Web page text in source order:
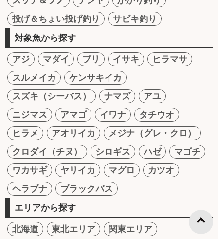
投げ＆ちょい投げ釣り
サビキ釣り
対象魚から探す
アジ マダイ ブリ イサキ
ヒラマサ
スルメイカ
ケンサキイカ
スズキ（シーバス）
ナマズ
アユ
ニジマス
アマゴ イワナ
タチウオ
ヒラメ
アオリイカ
メジナ（グレ・クロ）
クロダイ（チヌ）
シロギス ハゼ
マゴチ
ワカサギ
ヤリイカ マグロ
カツオ
ヘラブナ
ブラックバス
エリアから探す
北海道 東北エリア 関東エリア